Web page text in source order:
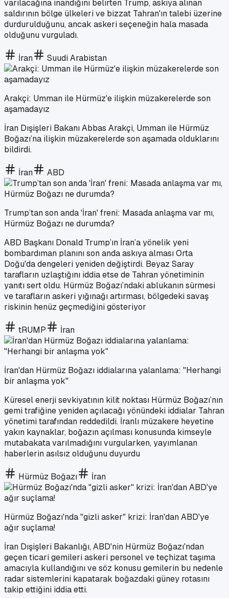
varılacağına inandığını belirten Trump, askıya alınan
saldırının bölge ülkeleri ve bizzat Tahran'ın talebi üzerine
durdurulduğunu, ancak askeri seçeneğin hala masada
olduğunu vurguladı.
İran Suudi Arabistan
Arakçi: Umman ile Hürmüz'e ilişkin müzakerelerde son
aşamadayız
İran Dışişleri Bakanı Abbas Arakçi, Umman ile Hürmüz
Boğazı’na ilişkin müzakerelerde son aşamada olduklarını
bildirdi.
İran ABD
Trump’tan son anda 'İran' freni: Masada anlaşma var mı,
Hürmüz Boğazı ne durumda?
ABD Başkanı Donald Trump’ın İran’a yönelik yeni
bombardıman planını son anda askıya alması Orta
Doğu'da dengeleri yeniden değiştirdi. Beyaz Saray
tarafların uzlaştığını iddia etse de Tahran yönetiminin
yanıtı sert oldu. Hürmüz Boğazı’ndaki ablukanın sürmesi
ve tarafların askeri yığınağı artırması, bölgedeki savaş
riskinin henüz geçmediğini gösteriyor
tRUMP İran
İran'dan Hürmüz Boğazı iddialarına yalanlama: "Herhangi
bir anlaşma yok"
Küresel enerji sevkiyatının kilit noktası Hürmüz Boğazı’nın
gemi trafiğine yeniden açılacağı yönündeki iddialar Tahran
yönetimi tarafından reddedildi. İranlı müzakere heyetine
yakın kaynaklar, boğazın açılması konusunda kimseyle
mutabakata varılmadığını vurgularken, yayımlanan
haberlerin asılsız olduğunu duyurdu
Hürmüz Boğazı İran
Hürmüz Boğazı'nda "gizli asker" krizi: İran'dan ABD'ye
ağır suçlama!
İran Dışişleri Bakanlığı, ABD'nin Hürmüz Boğazı'ndan
geçen ticari gemileri askeri personel ve teçhizat taşıma
amacıyla kullandığını ve söz konusu gemilerin bu nedenle
radar sistemlerini kapatarak boğazdaki güney rotasını
takip ettiğini iddia etti.